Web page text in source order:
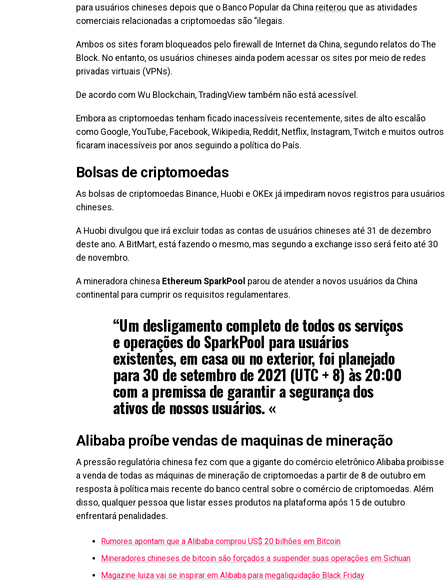
para usuários chineses depois que o Banco Popular da China reiterou que as atividades
comerciais relacionadas a criptomoedas são “ilegais.
Ambos os sites foram bloqueados pelo firewall de Internet da China, segundo relatos do The
Block. No entanto, os usuários chineses ainda podem acessar os sites por meio de redes
privadas virtuais (VPNs).
De acordo com Wu Blockchain, TradingView também não está acessível.
Embora as criptomoedas tenham ficado inacessíveis recentemente, sites de alto escalão
como Google, YouTube, Facebook, Wikipedia, Reddit, Netflix, Instagram, Twitch e muitos outros
ficaram inacessíveis por anos seguindo a política do País.
Bolsas de criptomoedas
As bolsas de criptomoedas Binance, Huobi e OKEx já impediram novos registros para usuários
chineses.
A Huobi divulgou que irá excluir todas as contas de usuários chineses até 31 de dezembro
deste ano. A BitMart, está fazendo o mesmo, mas segundo a exchange isso será feito até 30
de novembro.
A mineradora chinesa Ethereum SparkPool parou de atender a novos usuários da China
continental para cumprir os requisitos regulamentares.
“Um desligamento completo de todos os serviços
e operações do SparkPool para usuários
existentes, em casa ou no exterior, foi planejado
para 30 de setembro de 2021 (UTC + 8) às 20:00
com a premissa de garantir a segurança dos
ativos de nossos usuários. «
Alibaba proíbe vendas de maquinas de mineração
A pressão regulatória chinesa fez com que a gigante do comércio eletrônico Alibaba proibisse
a venda de todas as máquinas de mineração de criptomoedas a partir de 8 de outubro em
resposta à política mais recente do banco central sobre o comércio de criptomoedas. Além
disso, qualquer pessoa que listar esses produtos na plataforma após 15 de outubro
enfrentará penalidades.
Rumores apontam que a Alibaba comprou US$ 20 bilhões em Bitcoin
Mineradores chineses de bitcoin são forçados a suspender suas operações em Sichuan
Magazine luiza vai se inspirar em Alibaba para megaliquidação Black Friday